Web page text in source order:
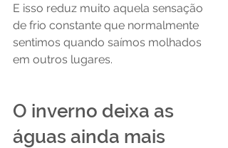
E isso reduz muito aquela sensação
de frio constante que normalmente
sentimos quando saímos molhados
em outros lugares.
O inverno deixa as
águas ainda mais